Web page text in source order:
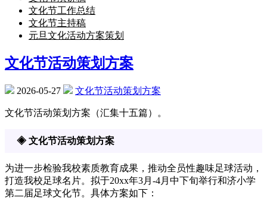
文化节工作总结
文化节主持稿
元旦文化活动方案策划
文化节活动策划方案
2026-05-27 文化节活动策划方案
文化节活动策划方案（汇集十五篇）。
◈ 文化节活动策划方案
为进一步检验我校素质教育成果，推动全员性趣味足球活动，
打造我校足球名片。拟于20xx年3月-4月中下旬举行和济小学
第二届足球文化节。具体方案如下：